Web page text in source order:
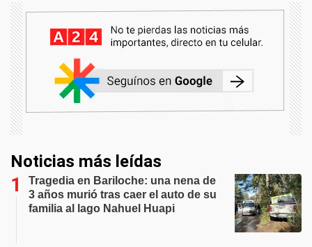
Noticias más leídas
Tragedia en Bariloche: una nena de
3 años murió tras caer el auto de su
familia al lago Nahuel Huapi